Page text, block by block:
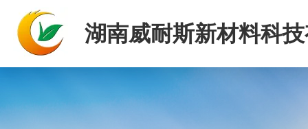
湖南威耐斯新材料科
司